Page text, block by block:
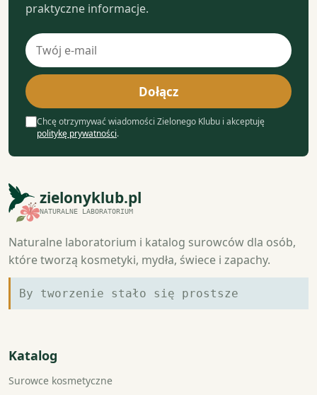
praktyczne informacje.
Adres
e-
mail
Dołącz
Chcę otrzymywać wiadomości Zielonego Klubu i akceptuję
politykę prywatności.
zielonyklub.pl
NATURALNE LABORATORIUM
Naturalne laboratorium i katalog surowców dla osób,
które tworzą kosmetyki, mydła, świece i zapachy.
By tworzenie stało się prostsze
Katalog
Surowce kosmetyczne